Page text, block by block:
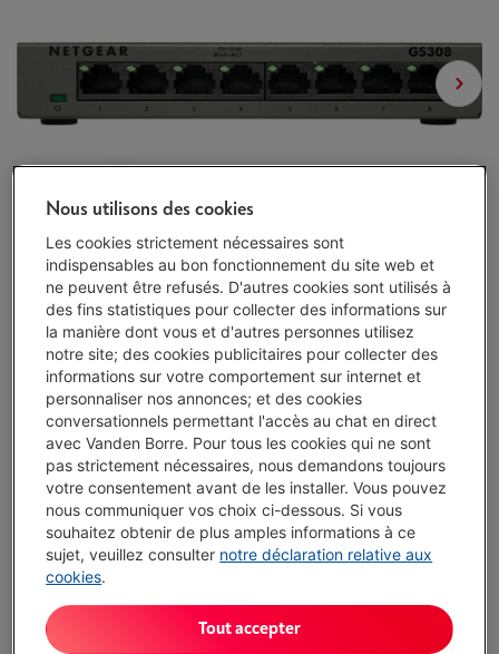
Livré demain-Voir le stock
€ 39,99
J'achète
Nous utilisons des cookies
Les cookies strictement nécessaires sont
indispensables au bon fonctionnement du site web et
ne peuvent être refusés. D'autres cookies sont utilisés à
des fins statistiques pour collecter des informations sur
la manière dont vous et d'autres personnes utilisez
notre site; des cookies publicitaires pour collecter des
informations sur votre comportement sur internet et
personnaliser nos annonces; et des cookies
conversationnels permettant l'accès au chat en direct
avec Vanden Borre. Pour tous les cookies qui ne sont
pas strictement nécessaires, nous demandons toujours
votre consentement avant de les installer. Vous pouvez
nous communiquer vos choix ci-dessous. Si vous
souhaitez obtenir de plus amples informations à ce
sujet, veuillez consulter notre déclaration relative aux
cookies.
Tout accepter